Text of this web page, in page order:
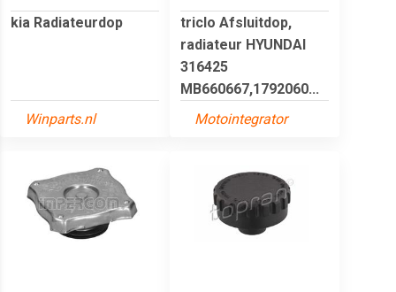
kia Radiateurdop
Winparts.nl
triclo Afsluitdop,
radiateur HYUNDAI
316425
MB660667,1792060...
Motointegrator